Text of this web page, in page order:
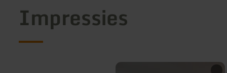
Impressies